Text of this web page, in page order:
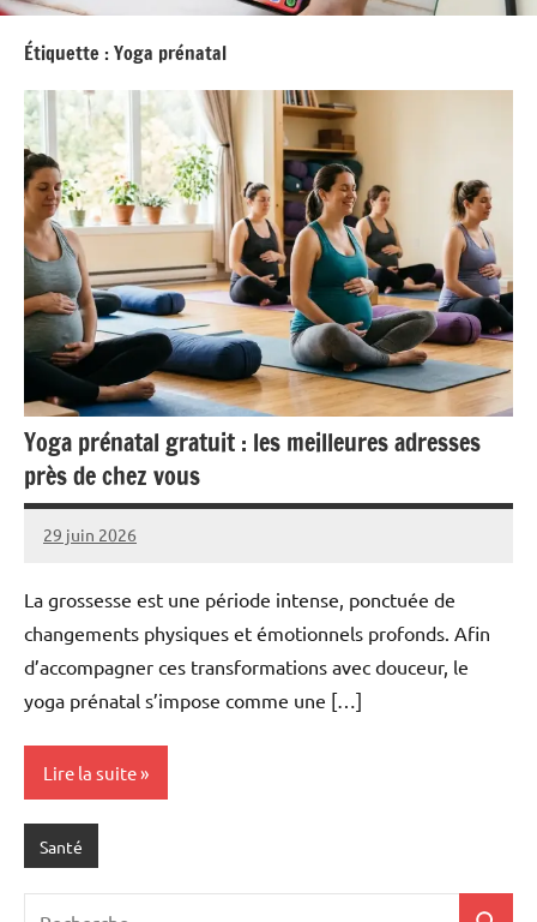
Étiquette :Yoga prénatal
Yoga prénatal gratuit : les meilleures adresses
près de chez vous
29 juin 2026
Marise
Aucun
La grossesse est une période intense, ponctuée de
changements physiques et émotionnels profonds. Afin
d’accompagner ces transformations avec douceur, le
yoga prénatal s’impose comme une […]
Lire la suite
Santé